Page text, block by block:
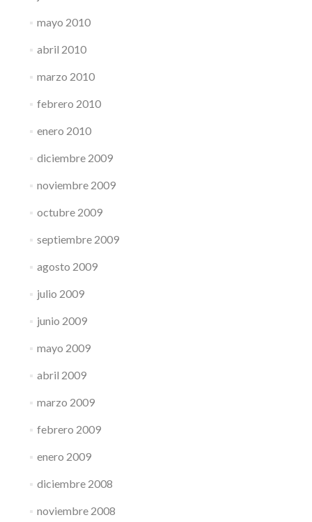
mayo 2010
abril 2010
marzo 2010
febrero 2010
enero 2010
diciembre 2009
noviembre 2009
octubre 2009
septiembre 2009
agosto 2009
julio 2009
junio 2009
mayo 2009
abril 2009
marzo 2009
febrero 2009
enero 2009
diciembre 2008
noviembre 2008